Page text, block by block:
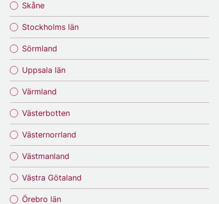
Skåne
Stockholms län
Sörmland
Uppsala län
Värmland
Västerbotten
Västernorrland
Västmanland
Västra Götaland
Örebro län